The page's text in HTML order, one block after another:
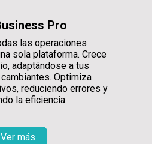
Pro
las operaciones
sola plataforma. Crece
adaptándose a tus
Optimiza
reduciendo errores y
la eficiencia.
Ver más